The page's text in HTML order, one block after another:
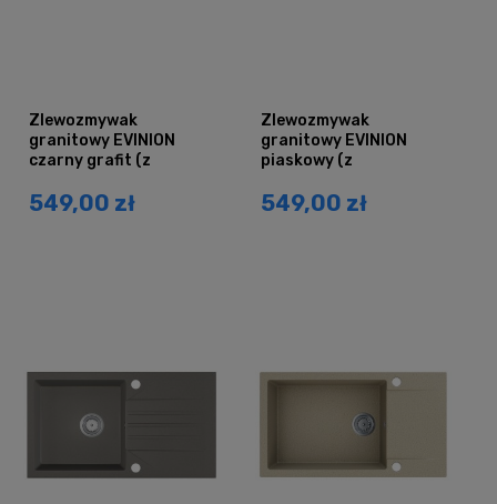
Zlewozmywak
granitowy EVINION
czarny grafit (z
549,00 zł
Zlewozmywak
granitowy EVINION
piaskowy (z
549,00 zł